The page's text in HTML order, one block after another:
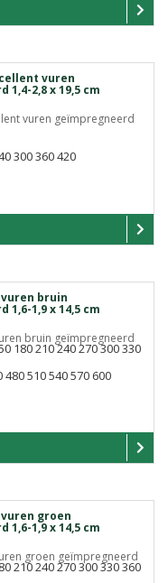
vuren
1,4-2,8 x 19,5 cm
vuren geïmpregneerd
300 360 420
bruin
1,6-1,9 x 14,5 cm
bruin geïmpregneerd
180 210 240 270 300 330
480 510 540 570 600
groen
1,6-1,9 x 14,5 cm
groen geïmpregneerd
210 240 270 300 330 360